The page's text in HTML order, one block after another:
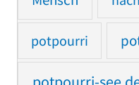
potpourri